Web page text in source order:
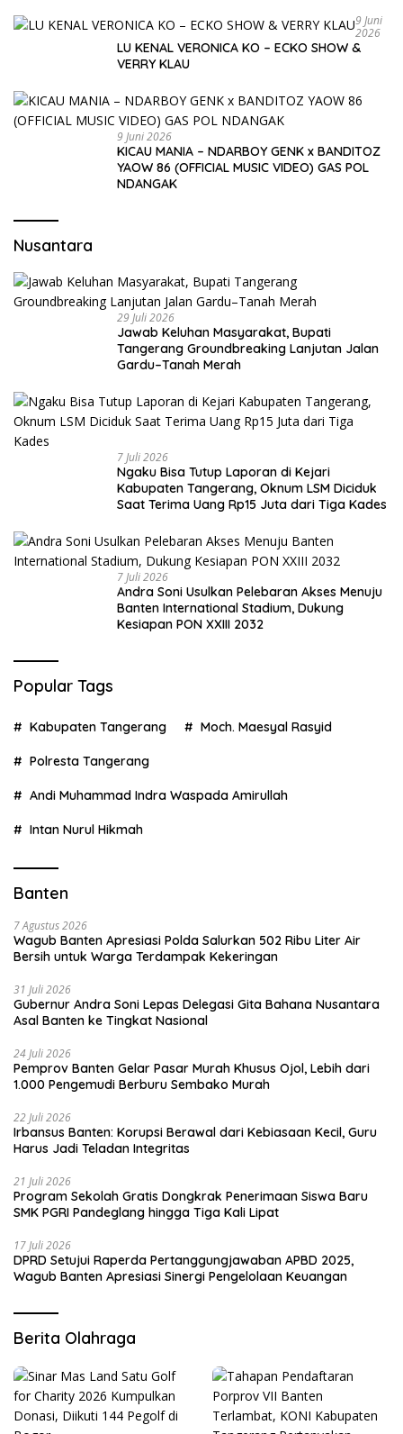
9 Juni
2026
LU KENAL VERONICA KO – ECKO SHOW &
VERRY KLAU
9 Juni 2026
KICAU MANIA – NDARBOY GENK x BANDITOZ
YAOW 86 (OFFICIAL MUSIC VIDEO) GAS POL
NDANGAK
Nusantara
29 Juli 2026
Jawab Keluhan Masyarakat, Bupati
Tangerang Groundbreaking Lanjutan Jalan
Gardu–Tanah Merah
7 Juli 2026
Ngaku Bisa Tutup Laporan di Kejari
Kabupaten Tangerang, Oknum LSM Diciduk
Saat Terima Uang Rp15 Juta dari Tiga Kades
7 Juli 2026
Andra Soni Usulkan Pelebaran Akses Menuju
Banten International Stadium, Dukung
Kesiapan PON XXIII 2032
Popular Tags
Kabupaten Tangerang Moch. Maesyal Rasyid
Polresta Tangerang
Andi Muhammad Indra Waspada Amirullah
Intan Nurul Hikmah
Banten
7 Agustus 2026
Wagub Banten Apresiasi Polda Salurkan 502 Ribu Liter Air
Bersih untuk Warga Terdampak Kekeringan
31 Juli 2026
Gubernur Andra Soni Lepas Delegasi Gita Bahana Nusantara
Asal Banten ke Tingkat Nasional
24 Juli 2026
Pemprov Banten Gelar Pasar Murah Khusus Ojol, Lebih dari
1.000 Pengemudi Berburu Sembako Murah
22 Juli 2026
Irbansus Banten: Korupsi Berawal dari Kebiasaan Kecil, Guru
Harus Jadi Teladan Integritas
21 Juli 2026
Program Sekolah Gratis Dongkrak Penerimaan Siswa Baru
SMK PGRI Pandeglang hingga Tiga Kali Lipat
17 Juli 2026
DPRD Setujui Raperda Pertanggungjawaban APBD 2025,
Wagub Banten Apresiasi Sinergi Pengelolaan Keuangan
Berita Olahraga